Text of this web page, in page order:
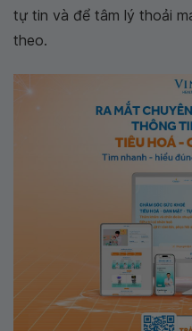
tự tin và để tâm lý thoải
theo.